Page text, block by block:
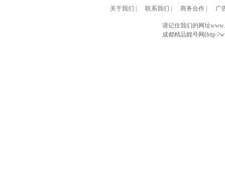
关于我们 联系我们 商务合作| 广
请记住我们的网址
成都精品靓号网(http://